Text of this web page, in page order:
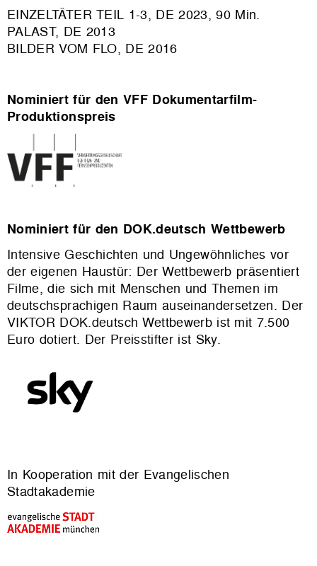
EINZELTÄTER TEIL 1-3, DE 2023, 90 Min.
PALAST, DE 2013
BILDER VOM FLO, DE 2016
Nominiert für den VFF Dokumentarfilm-
Produktionspreis
Nominiert für den DOK.deutsch Wettbewerb
Intensive Geschichten und Ungewöhnliches vor
der eigenen Haustür: Der Wettbewerb präsentiert
Filme, die sich mit Menschen und Themen im
deutschsprachigen Raum auseinandersetzen. Der
VIKTOR DOK.deutsch Wettbewerb ist mit 7.500
Euro dotiert. Der Preisstifter ist Sky.
In Kooperation mit der Evangelischen
Stadtakademie